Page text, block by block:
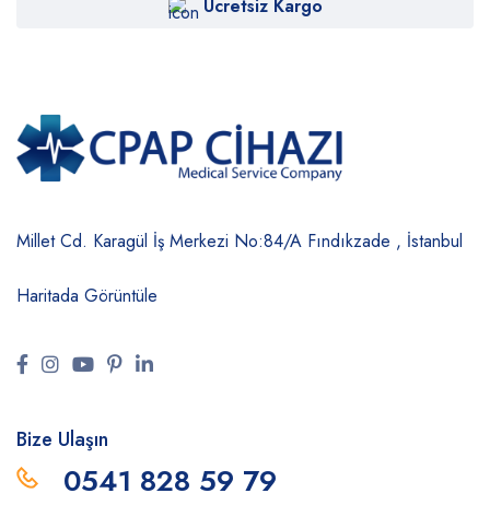
Ücretsiz Kargo
Millet Cd. Karagül İş Merkezi No:84/A Fındıkzade , İstanbul
Haritada Görüntüle
Bize Ulaşın
0541 828 59 79